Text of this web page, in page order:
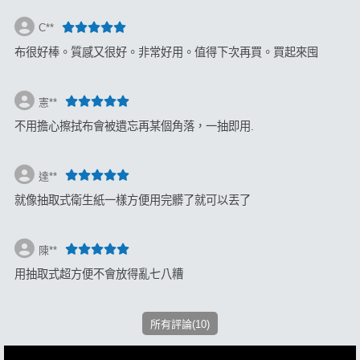
C**
布很好棒。質感又很好。非常好用。值得下次再買。買起來囤
憲**
不用擔心擦拭布會被遺忘再某個角落，一抽即用.
達**
就像抽取式衛生紙一樣方便用完髒了就可以丟了
陳**
用抽取式超方便不會放得亂七八糟
所有評論(10)